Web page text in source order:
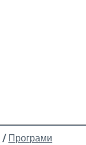
/ Програми